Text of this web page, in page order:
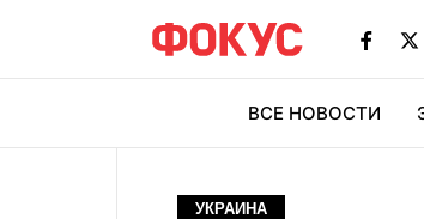
ВСЕ НОВОСТИ
УКРАИНА